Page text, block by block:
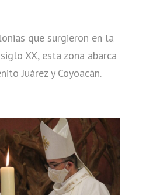
que surgieron en la
XX, esta zona abarca
Juárez y Coyoacán.